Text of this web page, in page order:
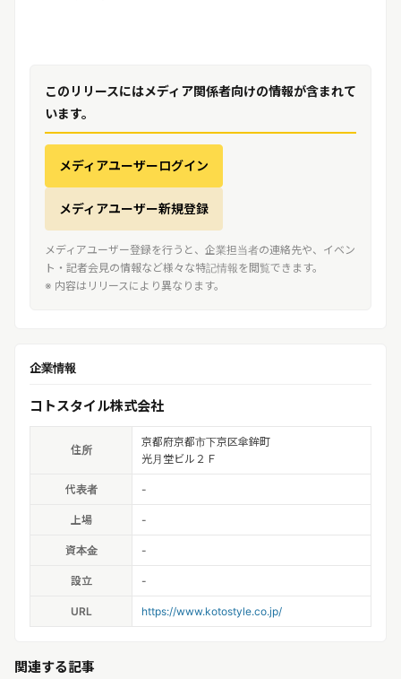
このリリースにはメディア関係者向けの情報が含まれて
います。
メディアユーザーログイン
メディアユーザー新規登録
メディアユーザー登録を行うと、企業担当者の連絡先や、イベン
ト・記者会見の情報など様々な特記情報を閲覧できます。
※ 内容はリリースにより異なります。
企業情報
コトスタイル株式会社
住所
京都府京都市下京区傘鉾町
光月堂ビル２Ｆ
代表者 -
上場 -
資本金 -
設立 -
URL https://www.kotostyle.co.jp/
関連する記事